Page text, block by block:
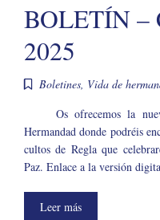
BOLETÍN –
2025
Boletines, Vida de
Os ofrecemos la
Hermandad donde podréis
cultos de Regla que
Paz. Enlace a la versión
Leer más